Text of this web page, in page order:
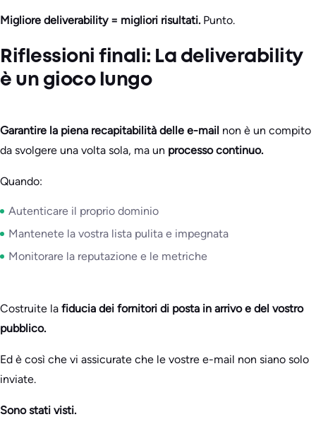
Migliore deliverability = migliori risultati. Punto.
Riflessioni finali: La deliverability
è un gioco lungo
Garantire la piena recapitabilità delle e-mail non è un compito
da svolgere una volta sola, ma un processo continuo.
Quando:
Autenticare il proprio dominio
Mantenete la vostra lista pulita e impegnata
Monitorare la reputazione e le metriche
Costruite la fiducia dei fornitori di posta in arrivo e del vostro
pubblico.
Ed è così che vi assicurate che le vostre e-mail non siano solo
inviate.
Sono stati visti.